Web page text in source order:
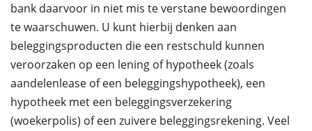
bank daarvoor in niet mis te verstane bewoordingen
te waarschuwen. U kunt hierbij denken aan
beleggingsproducten die een restschuld kunnen
veroorzaken op een lening of hypotheek (zoals
aandelenlease of een beleggingshypotheek), een
hypotheek met een beleggingsverzekering
(woekerpolis) of een zuivere beleggingsrekening. Veel